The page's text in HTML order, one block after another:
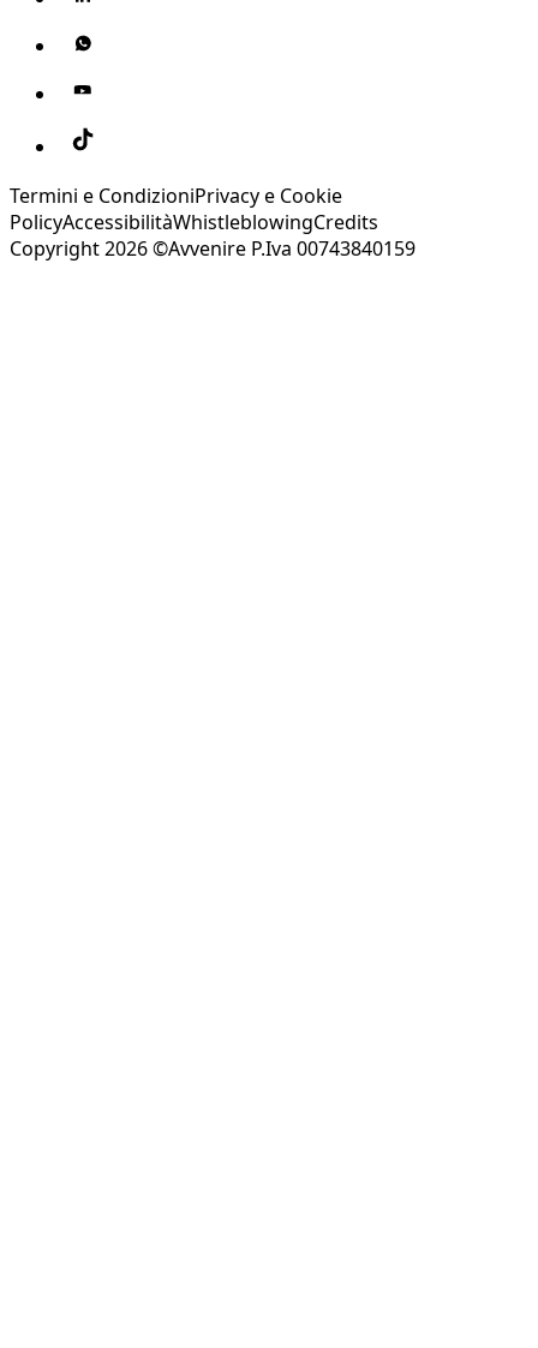
Termini e CondizioniPrivacy e Cookie
PolicyAccessibilitàWhistleblowingCredits
Copyright 2026 ©Avvenire P.Iva 00743840159